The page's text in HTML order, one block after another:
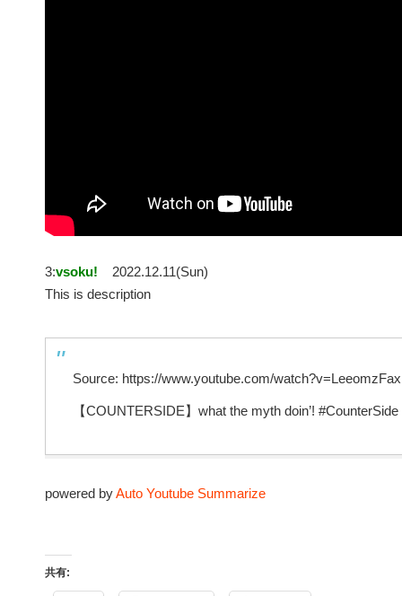
3:vsoku!
2022.12.11(Sun)
This is description
Source: https://www.youtube.com/
【COUNTERSIDE】what the myth doin’!
powered byAuto Youtube Summarize
共有: